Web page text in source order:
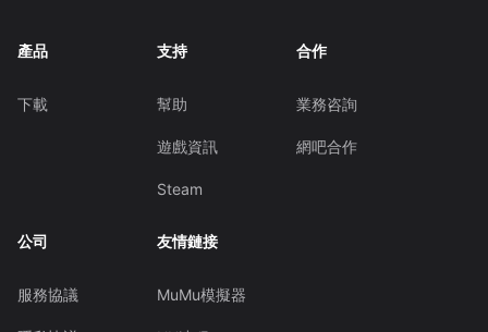
產品
下載
支持
幫助
遊戲資訊
Steam
合作
業務咨詢
網吧合作
公司
服務協議
友情鏈接
MuMu模擬器